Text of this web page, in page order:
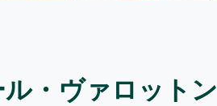
・ヴァロットン